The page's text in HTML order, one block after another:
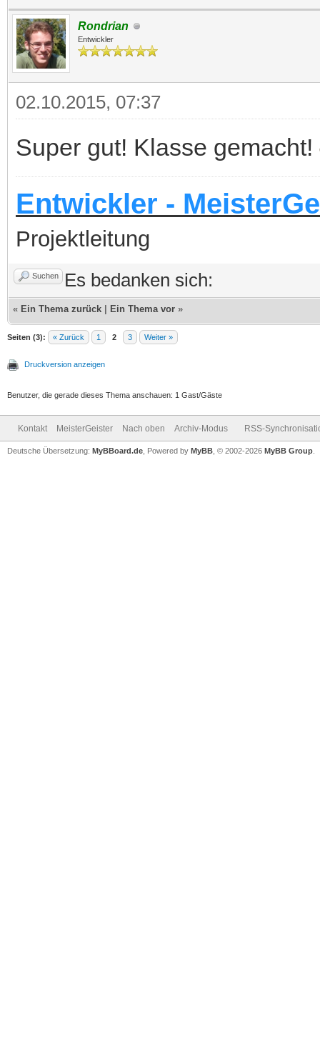
Rondrian
Entwickler
02.10.2015, 07:37
Super gut! Klasse gemacht!
Entwickler -
Projektleitung
Suchen Es bedanken sich:
« Ein Thema zurück Ein Thema vor »
Seiten (3): « Zurück 1 2 3 Weiter »
Druckversion anzeigen
Benutzer, die gerade dieses Thema anschauen: 1 Gast/Gäste
Kontakt MeisterGeister Nach oben Archiv-Modus RSS-
Deutsche Übersetzung: MyBBoard.de , Powered by MyBB , © 2002-2026 MyBB Group